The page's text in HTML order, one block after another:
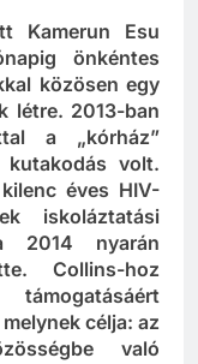
Kamerun Esu
önkéntes
közösen egy
létre. 2013-ban
a „kórház”
volt.
éves HIV-
iskoláztatási
2014 nyarán
Collins-hoz
célja: az